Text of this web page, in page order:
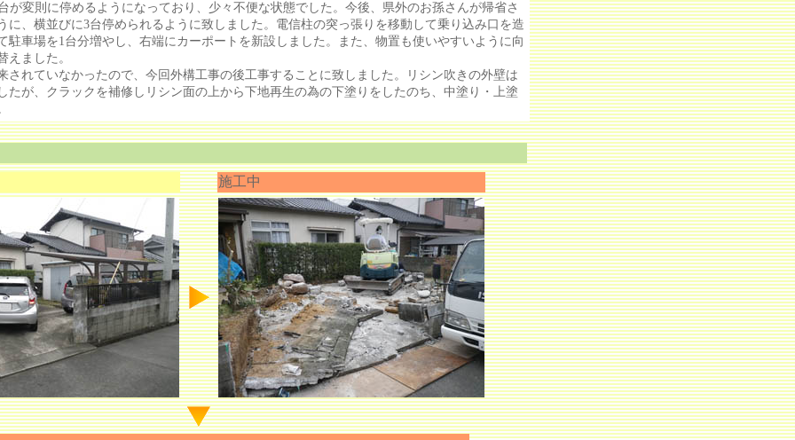
変則に停めるようになっており、少々不便な状態でした。今後、県外のお孫さんが帰省さ
に、横並びに3台停められるように致しました。電信柱の突っ張りを移動して乗り込み口を造
駐車場を1台分増やし、右端にカーポートを新設しました。また、物置も使いやすいように向
えました。
れていなかったので、今回外構工事の後工事することに致しました。リシン吹きの外壁は
たが、クラックを補修しリシン面の上から下地再生の為の下塗りをしたのち、中塗り・上塗
施工中